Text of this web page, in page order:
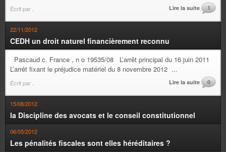
Écrit par Lire la suite 1
22/11/2012
CEDH un droit naturel financièrement reconnu
Pascaud c. France , n o 19535/08 L’arrêt principal du 16 juin 2011
L’arrêt fixant le préjudice matériel du 8 novembre 2012 ...
Écrit par Lire la suite 0
15/08/2012
la Discipline des avocats et le conseil constitutionnel
06/05/2012
Les pénalités fiscales sont elles héréditaires ?